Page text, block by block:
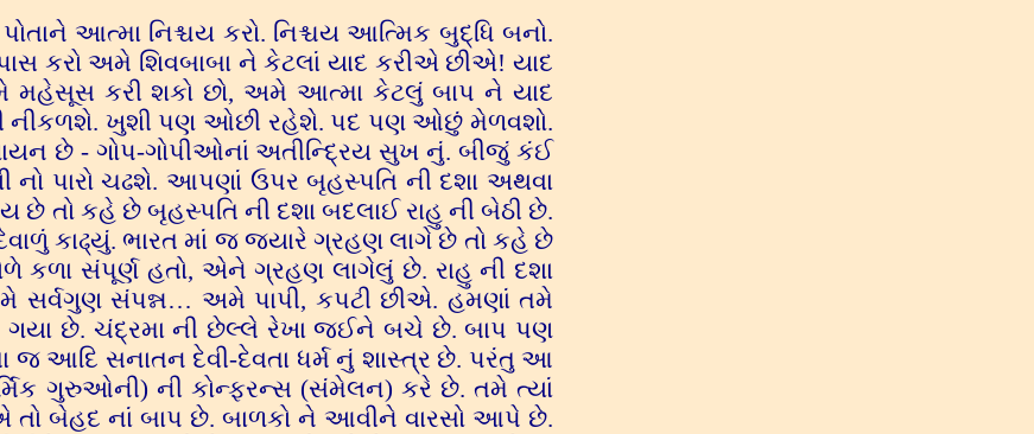
આત્મા નિશ્ચય કરો. નિશ્ચય આત્મિક બુદ્ધિ બનો.
કરો અમે શિવબાબા ને કેટલાં યાદ કરીએ છીએ! યાદ
કરી શકો છો, અમે આત્મા કેટલું બાપ ને યાદ
નીકળશે. ખુશી પણ ઓછી રહેશે. પદ પણ ઓછું મેળવશો.
છે - ગોપ-ગોપીઓનાં અતીન્દ્રિય સુખ નું. બીજું કંઈ
પારો ચઢશે. આપણાં ઉપર બૃહસ્પતિ ની દશા અથવા
છે તો કહે છે બૃહસ્પતિ ની દશા બદલાઈ રાહુ ની બેઠી છે.
કાઢ્યું. ભારત માં જ જ્યારે ગ્રહણ લાગે છે તો કહે છે
કળા સંપૂર્ણ હતો, એને ગ્રહણ લાગેલું છે. રાહુ ની દશા
સંપન્ન… અમે પાપી, કપટી છીએ. હમણાં તમે
ગયા છે. ચંદ્રમા ની છેલ્લે રેખા જઈને બચે છે. બાપ પણ
આદિ સનાતન દેવી-દેવતા ધર્મ નું શાસ્ત્ર છે. પરંતુ આ
ગુરુઓની) ની કોન્ફરન્સ (સંમેલન) કરે છે. તમે ત્યાં
તો બેહદ નાં બાપ છે. બાળકો ને આવીને વારસો આપે છે.